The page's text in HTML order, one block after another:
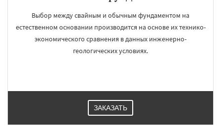
Выбор между свайным и обычным фундаментом на
естественном основании производится на основе их технико-
экономического сравнения в данных инженерно-
геологических условиях.
ЗАКАЗАТЬ